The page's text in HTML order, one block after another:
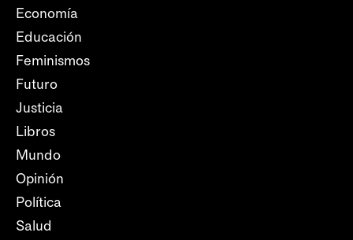
Economía
Educación
Feminismos
Futuro
Justicia
Libros
Mundo
Opinión
Política
Salud